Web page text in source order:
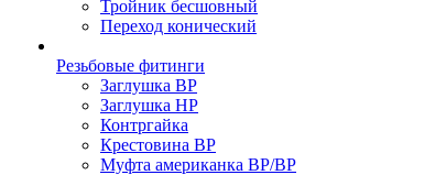
Тройник бесшовный
Переход конический
Резьбовые фитинги
Заглушка ВР
Заглушка НР
Контргайка
Крестовина ВР
Муфта американка ВР/ВР